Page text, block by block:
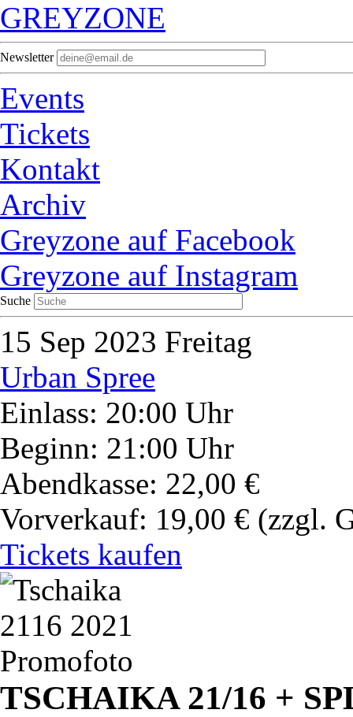
GREYZONE
Newsletter
Events
Tickets
Kontakt
Archiv
Greyzone auf Facebook
Greyzone auf Instagram
Suche
15 Sep 2023 Freitag
Urban Spree
Einlass: 20:00 Uhr
Beginn: 21:00 Uhr
Abendkasse: 22,00 €
Vorverkauf: 19,00 € (zzgl.
Tickets kaufen
TSCHAIKA 21/16 +